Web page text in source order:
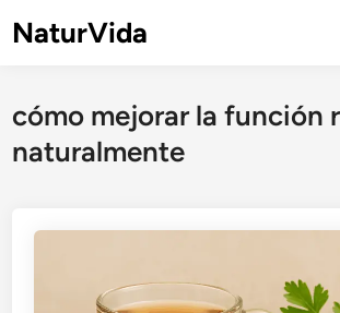
NaturVida
cómo mejorar la función
naturalmente